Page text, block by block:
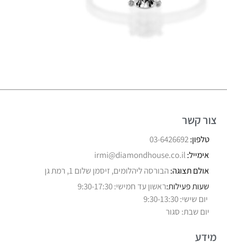
צור קשר
טלפון:03-6426692
אימייל:irmi@diamondhouse.co.il
אולם תצוגה: הבורסה ליהלומים, זיסמן שלום 1, רמת גן
שעות פעילות:ראשון עד חמישי: 9:30-17:30
יום שישי: 9:30-13:30
יום שבת: סגור
מידע